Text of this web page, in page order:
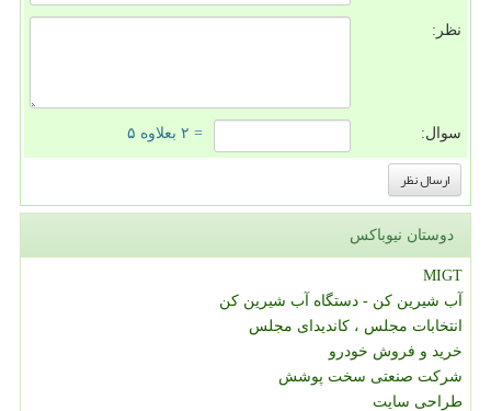
نظر:
سوال: = ۲ بعلاوه ۵
دوستان نیوباکس
MIGT
آب شیرین کن - دستگاه آب شیرین کن
انتخابات مجلس ، کاندیدای مجلس
خرید و فروش خودرو
شرکت صنعتی سخت پوشش
طراحی سایت